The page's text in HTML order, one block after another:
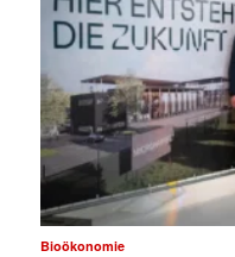
Bioökonomie